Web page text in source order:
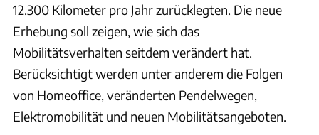
12.300 Kilometer pro Jahr zurücklegten. Die neue
Erhebung soll zeigen, wie sich das
Mobilitätsverhalten seitdem verändert hat.
Berücksichtigt werden unter anderem die Folgen
von Homeoffice, veränderten Pendelwegen,
Elektromobilität und neuen Mobilitätsangeboten.